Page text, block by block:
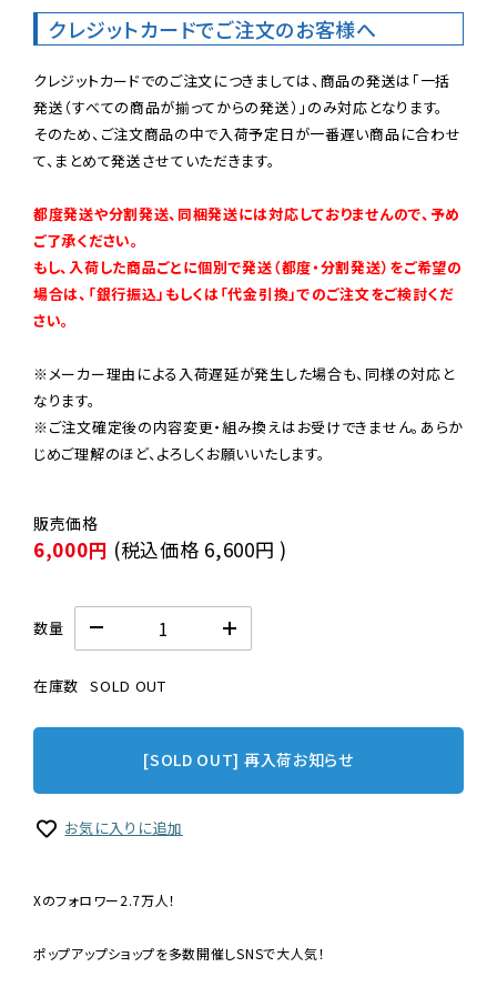
クレジットカードでご注文のお客様へ
クレジットカードでのご注文につきましては、商品の発送は「一括
発送（すべての商品が揃ってからの発送）」のみ対応となります。
そのため、ご注文商品の中で入荷予定日が一番遅い商品に合わせ
て、まとめて発送させていただきます。
都度発送や分割発送、同梱発送には対応しておりませんので、予め
ご了承ください。
もし、入荷した商品ごとに個別で発送（都度・分割発送）をご希望の
場合は、「銀行振込」もしくは「代金引換」でのご注文をご検討くだ
さい。
※メーカー理由による入荷遅延が発生した場合も、同様の対応と
なります。
※ご注文確定後の内容変更・組み換えはお受けできません。あらか
じめご理解のほど、よろしくお願いいたします。
6,000円 (税込価格 6,600円 )
数量
在庫数 SOLD OUT
[SOLD OUT] 再入荷お知らせ
お気に入りに追加
Xのフォロワー2.7万人！
ポップアップショップを多数開催しSNSで大人気！